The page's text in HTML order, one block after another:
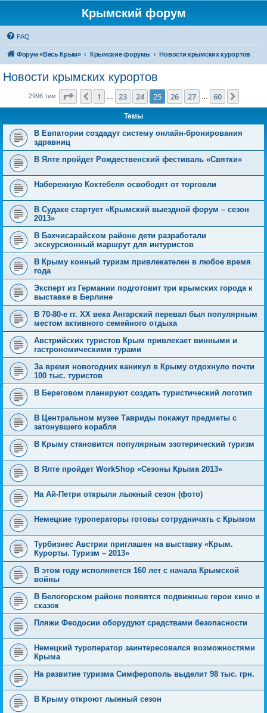
Крымский форум
FAQ
Форум «Весь Крым» Крымские форумы Новости крымских курортов
Новости крымских курортов
2996 тем Страница 25из 60
Пред.
1 23 24 25 26 27 60
Темы
В Евпатории создадут систему онлайн-бронирования
здравниц
В Ялте пройдет Рождественский фестиваль «Святки»
Набережную Коктебеля освободят от торговли
В Судаке стартует «Крымский выездной форум – сезон
2013»
В Бахчисарайском районе дети разработали
экскурсионный маршрут для интуристов
В Крыму конный туризм привлекателен в любое время
года
Эксперт из Германии подготовит три крымских города к
выставке в Берлине
В 70-80-е гг. XX века Ангарский перевал был популярным
местом активного семейного отдыха
Австрийских туристов Крым привлекает винными и
гастрономическими турами
За время новогодних каникул в Крыму отдохнуло почти
100 тыс. туристов
В Береговом планируют создать туристический логотип
В Центральном музее Тавриды покажут предметы с
затонувшего корабля
В Крыму становится популярным эзотерический туризм
В Ялте пройдет WorkShop «Сезоны Крыма 2013»
На Ай-Петри открыли лыжный сезон (фото)
Немецкие туроператоры готовы сотрудничать с Крымом
Турбизнес Австрии приглашен на выставку «Крым.
Курорты. Туризм – 2013»
В этом году исполняется 160 лет с начала Крымской
войны
В Белогорском районе появятся подвижные герои кино и
сказок
Пляжи Феодосии оборудуют средствами безопасности
Немецкий туроператор заинтересовался возможностями
Крыма
На развитие туризма Симферополь выделит 98 тыс. грн.
В Крыму откроют лыжный сезон